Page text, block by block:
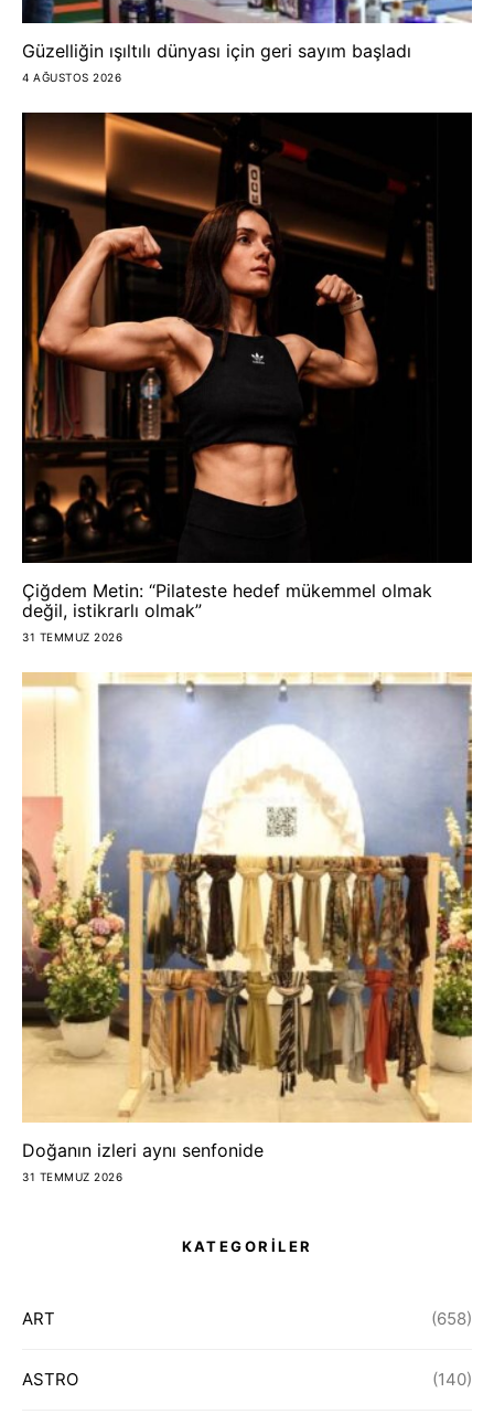
Güzelliğin ışıltılı dünyası için geri sayım başladı
4 AĞUSTOS 2026
Çiğdem Metin: “Pilateste hedef mükemmel olmak
değil, istikrarlı olmak”
31 TEMMUZ 2026
Doğanın izleri aynı senfonide
31 TEMMUZ 2026
KATEGORİLER
ART (658)
ASTRO (140)